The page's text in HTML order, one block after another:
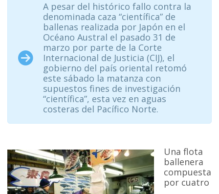
A pesar del histórico fallo contra la
denominada caza “científica” de
ballenas realizada por Japón en el
Océano Austral el pasado 31 de
marzo por parte de la Corte
Internacional de Justicia (CIJ), el
gobierno del país oriental retomó
este sábado la matanza con
supuestos fines de investigación
“científica”, esta vez en aguas
costeras del Pacífico Norte.
Una flota
ballenera
compuesta
por cuatro